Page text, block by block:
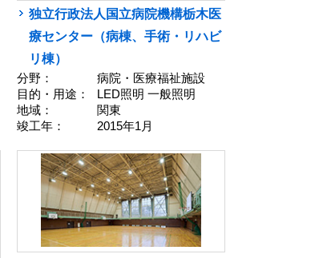
独立行政法人国立病院機構栃木医
療センター（病棟、手術・リハビ
リ棟）
分野：
病院・医療福祉施設
目的・用途：
LED照明 一般照明
地域：
関東
竣工年：
2015年1月